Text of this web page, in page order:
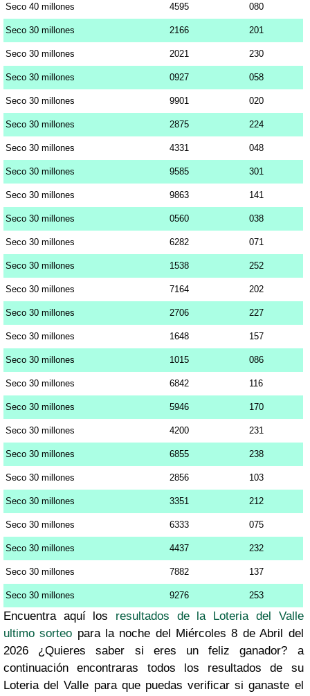
Seco 40 millones 4595 080
Seco 30 millones 2166 201
Seco 30 millones 2021 230
Seco 30 millones 0927 058
Seco 30 millones 9901 020
Seco 30 millones 2875 224
Seco 30 millones 4331 048
Seco 30 millones 9585 301
Seco 30 millones 9863 141
Seco 30 millones 0560 038
Seco 30 millones 6282 071
Seco 30 millones 1538 252
Seco 30 millones 7164 202
Seco 30 millones 2706 227
Seco 30 millones 1648 157
Seco 30 millones 1015 086
Seco 30 millones 6842 116
Seco 30 millones 5946 170
Seco 30 millones 4200 231
Seco 30 millones 6855 238
Seco 30 millones 2856 103
Seco 30 millones 3351 212
Seco 30 millones 6333 075
Seco 30 millones 4437 232
Seco 30 millones 7882 137
Seco 30 millones 9276 253
Encuentra aquí los resultados de la Loteria del Valle
ultimo sorteo para la noche del Miércoles 8 de Abril del
2026 ¿Quieres saber si eres un feliz ganador? a
continuación encontraras todos los resultados de su
Loteria del Valle para que puedas verificar si ganaste el